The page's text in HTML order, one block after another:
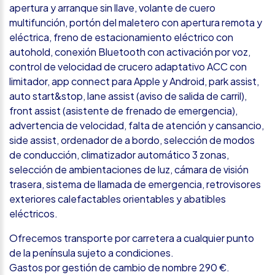
apertura y arranque sin llave, volante de cuero
multifunción, portón del maletero con apertura remota y
eléctrica, freno de estacionamiento eléctrico con
autohold, conexión Bluetooth con activación por voz,
control de velocidad de crucero adaptativo ACC con
limitador, app connect para Apple y Android, park assist,
auto start&stop, lane assist (aviso de salida de carril),
front assist (asistente de frenado de emergencia),
advertencia de velocidad, falta de atención y cansancio,
side assist, ordenador de a bordo, selección de modos
de conducción, climatizador automático 3 zonas,
selección de ambientaciones de luz, cámara de visión
trasera, sistema de llamada de emergencia, retrovisores
exteriores calefactables orientables y abatibles
eléctricos.
Ofrecemos transporte por carretera a cualquier punto
de la península sujeto a condiciones.
Gastos por gestión de cambio de nombre 290 €.